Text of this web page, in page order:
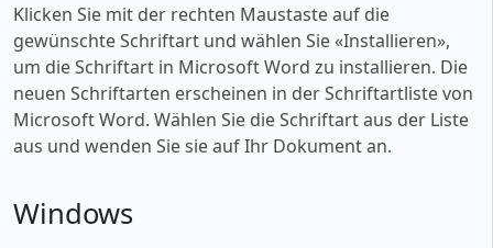
Klicken Sie mit der rechten Maustaste auf die
gewünschte Schriftart und wählen Sie «‎Installieren»,
um die Schriftart in Microsoft Word zu installieren. Die
neuen Schriftarten erscheinen in der Schriftartliste von
Microsoft Word. Wählen Sie die Schriftart aus der Liste
aus und wenden Sie sie auf Ihr Dokument an.
Windows